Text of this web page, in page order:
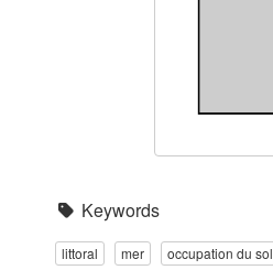
Keywords
littoral mer occupation du sol